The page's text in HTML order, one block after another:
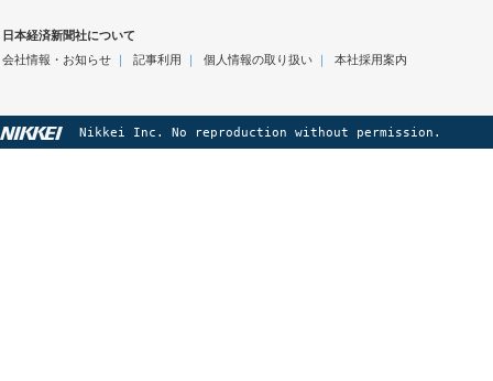
日本経済新聞社について
会社情報・お知らせ｜ 記事利用 ｜ 個人情報の取り扱い｜ 本社採用案内
Nikkei Inc. No reproduction without permission.